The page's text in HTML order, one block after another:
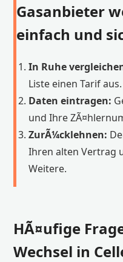
Gasanbieter
einfach und
In Ruhe
Liste einen Tarif aus.
Daten eintragen:
und Ihre
ZurÃ¼cklehnen:
Ihren alten Vertrag
Weitere.
HÃ¤ufige
Wechsel in